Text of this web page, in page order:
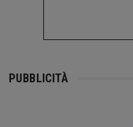
PUBBLICITÀ